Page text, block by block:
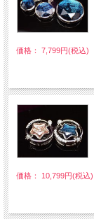
価格： 7,799円(税込)
価格： 10,799円(税込)